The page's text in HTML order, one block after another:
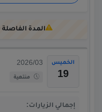
المدة
الخميس
19
2026/03
منتهية
إجمالي الزيارات: